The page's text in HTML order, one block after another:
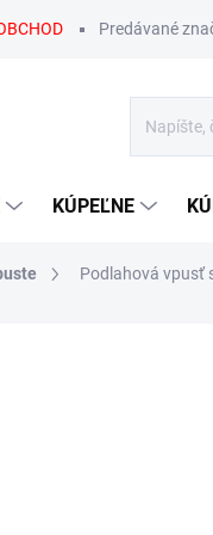
Predávané
KÚPEĽNE
Podlahová vpusť